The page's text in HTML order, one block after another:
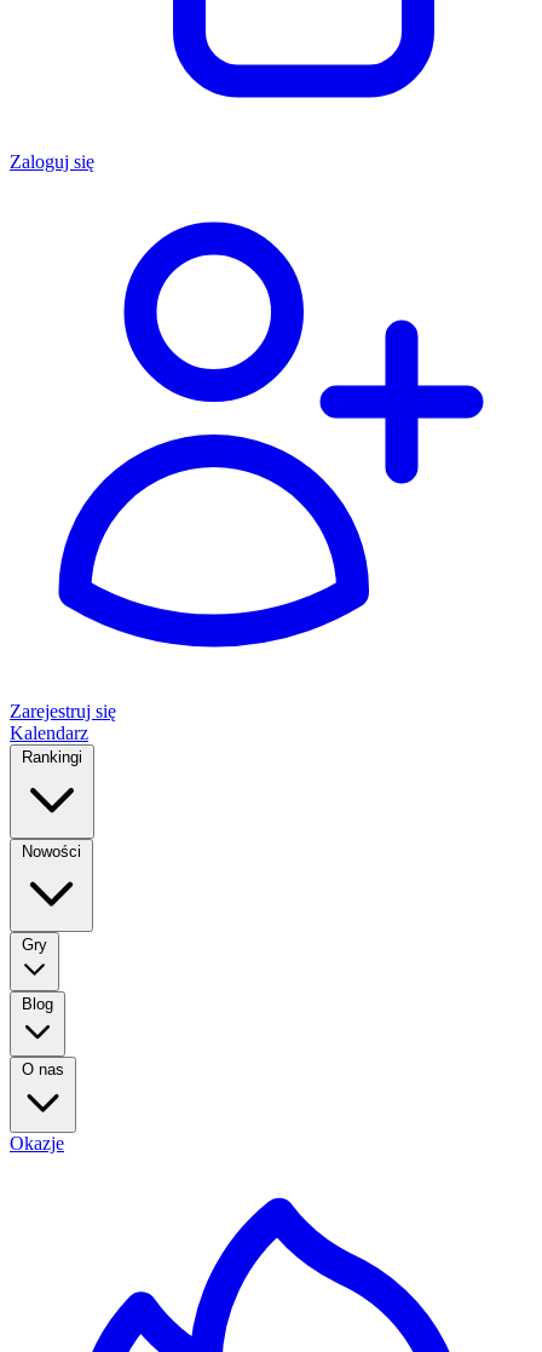
Zaloguj się
Zarejestruj się
Kalendarz
Rankingi
Nowości
Gry
Blog
O nas
Okazje